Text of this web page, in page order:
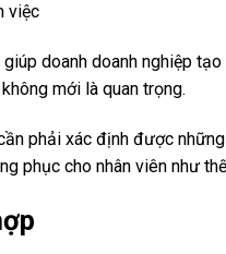
việc
doanh doanh nghiệp
mới là quan trọng.
phải xác định được
phục cho nhân viên như